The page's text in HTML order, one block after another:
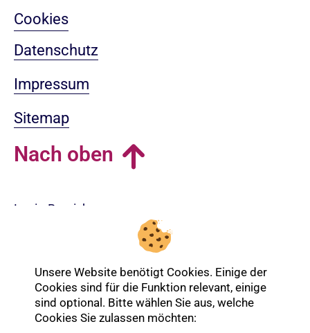
Cookies
Datenschutz
Impressum
Sitemap
Nach oben
Login-Bereich
Unsere Website benötigt Cookies. Einige der
Cookies sind für die Funktion relevant, einige
sind optional. Bitte wählen Sie aus, welche
Cookies Sie zulassen möchten: